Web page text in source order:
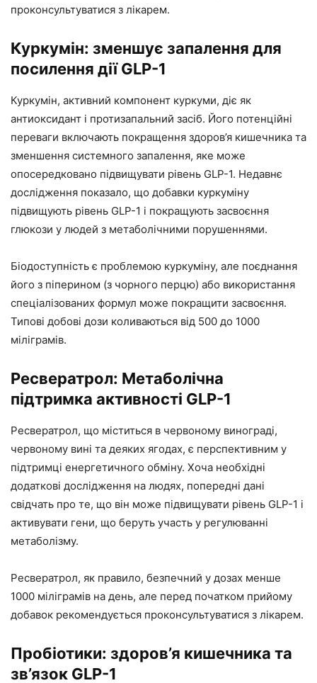
проконсультуватися з лікарем.
Куркумін: зменшує запалення для
посилення дії GLP-1
Куркумін, активний компонент куркуми, діє як
антиоксидант і протизапальний засіб. Його потенційні
переваги включають покращення здоров’я кишечника та
зменшення системного запалення, яке може
опосередковано підвищувати рівень GLP-1. Недавнє
дослідження показало, що добавки куркуміну
підвищують рівень GLP-1 і покращують засвоєння
глюкози у людей з метаболічними порушеннями.
Біодоступність є проблемою куркуміну, але поєднання
його з піперином (з чорного перцю) або використання
спеціалізованих формул може покращити засвоєння.
Типові добові дози коливаються від 500 до 1000
міліграмів.
Ресвератрол: Метаболічна
підтримка активності GLP-1
Ресвератрол, що міститься в червоному винограді,
червоному вині та деяких ягодах, є перспективним у
підтримці енергетичного обміну. Хоча необхідні
додаткові дослідження на людях, попередні дані
свідчать про те, що він може підвищувати рівень GLP-1 і
активувати гени, що беруть участь у регулюванні
метаболізму.
Ресвератрол, як правило, безпечний у дозах менше
1000 міліграмів на день, але перед початком прийому
добавок рекомендується проконсультуватися з лікарем.
Пробіотики: здоров’я кишечника та
зв’язок GLP-1